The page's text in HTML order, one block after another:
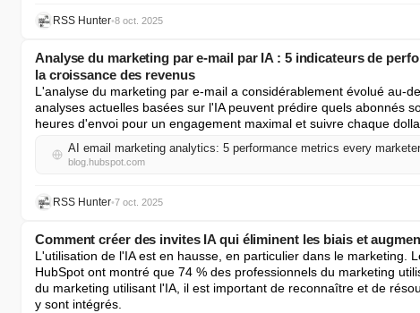
RSS Hunter•8 oct. 2025
Analyse du marketing par e-mail par IA : 5 indicateurs de
la croissance des revenus
L'analyse du marketing par e-mail a considérablement évolué au-
analyses actuelles basées sur l'IA peuvent prédire quels abonnés
heures d'envoi pour un engagement maximal et suivre chaque
AI email marketing analytics: 5 performance metrics every
blog.hubspot.com
RSS Hunter•7 oct. 2025
Comment créer des invites IA qui éliminent les biais et
L'utilisation de l'IA est en hausse, en particulier dans le marketing.
HubSpot ont montré que 74 % des professionnels du marketing
du marketing utilisant l'IA, il est important de reconnaître et de
y sont intégrés.